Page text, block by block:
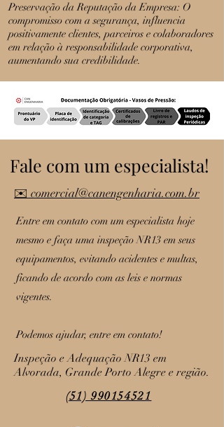
Preservação da Reputação da Empresa: O
compromisso com a segurança, influencia
positivamente clientes, parceiros e colaboradores
em relação à responsabilidade corporativa,
aumentando sua credibilidade.
Fale com um especialista!
✉️ comercial@canengenharia.com.br
Entre em contato com um especialista hoje
mesmo e faça uma inspeção NR13 em seus
equipamentos, evitando acidentes e multas,
ficando de acordo com as leis e normas
vigentes.
Podemos ajudar, entre em contato!
Inspeção e Adequação NR13 em
Alvorada, Grande Porto Alegre e região.
(51) 990154521